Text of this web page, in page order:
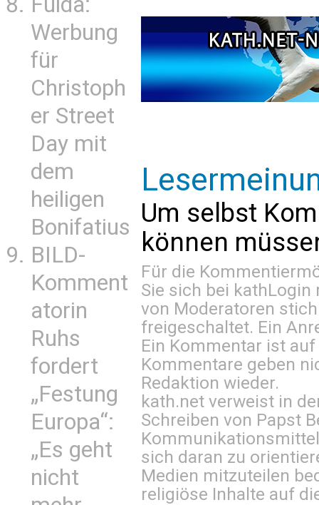
Werbung
für
Christoph
er Street
Day mit
dem
heiligen
Bonifatius
BILD-
Komment
atorin
Ruhs
fordert
„Festung
Europa“:
„Es geht
nicht
Um selbst
können
Für die
Sie sich bei kathLogin
von Moderatoren
freigeschaltet. Ein
Ein Kommentar ist
Kommentare geben
Redaktion wieder.
kath.net verweist in
Schreiben von Papst
sich daran zu
Medien mitzuteilen
religiöse Inhalte auf